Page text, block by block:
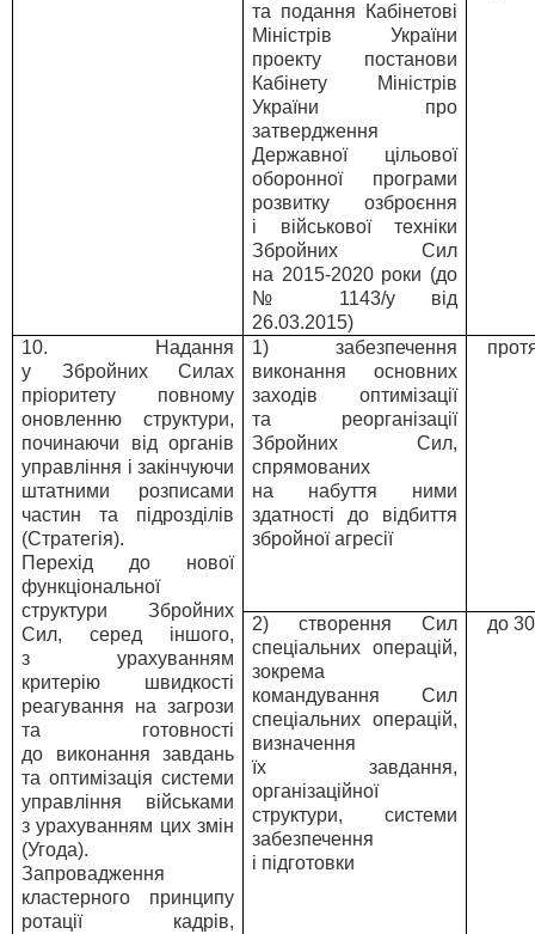
та подання Кабінетові
Міністрів України
проекту постанови
Кабінету Міністрів
України про
затвердження
Державної цільової
оборонної програми
розвитку озброєння
і військової техніки
Збройних Сил
на 2015-2020 роки (до
№ 1143/у від
26.03.2015)
10. Надання
у Збройних Силах
пріоритету повному
оновленню структури,
починаючи від органів
управління і закінчуючи
штатними розписами
частин та підрозділів
(Стратегія).
Перехід до нової
функціональної
структури Збройних
Сил, серед іншого,
з урахуванням
критерію швидкості
реагування на загрози
та готовності
до виконання завдань
та оптимізація системи
управління військами
з урахуванням цих змін
(Угода).
Запровадження
кластерного принципу
ротації кадрів,
1) забезпечення
виконання основних
заходів оптимізації
та реорганізації
Збройних Сил,
спрямованих
на набуття ними
здатності до відбиття
збройної агресії
2) створення Сил
спеціальних операцій,
зокрема
командування Сил
спеціальних операцій,
визначення
їх завдання,
організаційної
структури, системи
забезпечення
і підготовки
до